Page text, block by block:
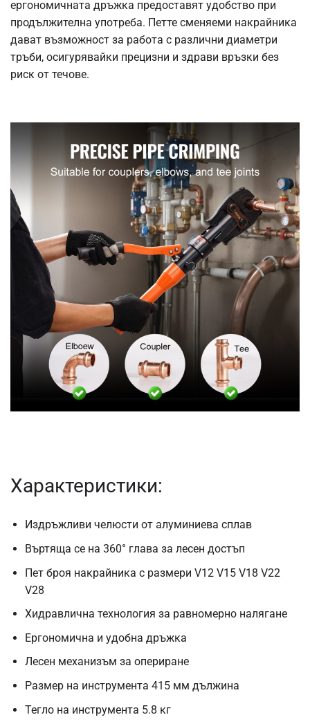
ергономичната дръжка предоставят удобство при
продължителна употреба. Петте сменяеми накрайника
дават възможност за работа с различни диаметри
тръби, осигурявайки прецизни и здрави връзки без
риск от течове.
Характеристики:
Издръжливи челюсти от алуминиева сплав
Въртяща се на 360° глава за лесен достъп
Пет броя накрайника с размери V12 V15 V18 V22
V28
Хидравлична технология за равномерно налягане
Ергономична и удобна дръжка
Лесен механизъм за опериране
Размер на инструмента 415 мм дължина
Тегло на инструмента 5.8 кг